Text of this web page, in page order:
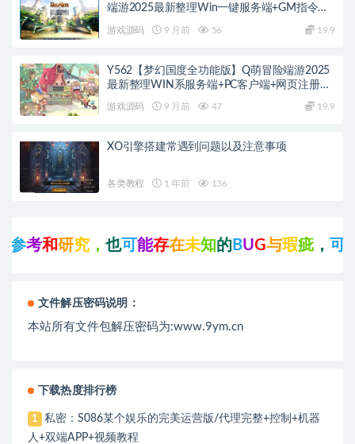
端游2025最新整理Win一键服务端+GM指令
游戏源码 9 月前 56 19.9
Y562【梦幻国度全功能版】Q萌冒险端游2025
最新整理WIN系服务端+PC客户端+网页注册
游戏源码 9 月前 47 19.9
XO引擎搭建常遇到问题以及注意事项
各类教程 1 年前 136
考和研究， 也可能存在未知的BUG与瑕疵， 可 先
文件解压密码说明：
本站所有文件包解压密码为:www.9ym.cn
下载热度排行榜
1
私密：S086某个娱乐的完美运营版/代理完整+控制+机器
人+双端APP+视频教程